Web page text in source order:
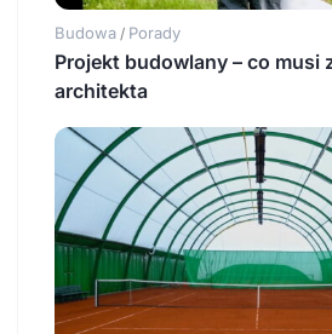
Budowa / Porady
Projekt budowlany – co musi
architekta